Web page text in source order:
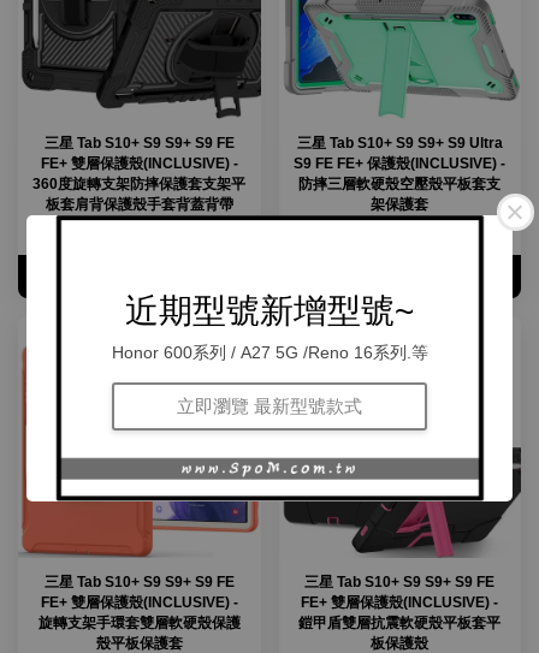
近期型號新增型號~
Honor 600系列 / A27 5G /Reno 16系列.等
立即瀏覽 最新型號款式
三星 Tab S10+ S9 S9+ S9 FE
FE+ 雙層保護殼(INCLUSIVE) -
360度旋轉支架防摔保護套支架平
板套肩背保護殼手套背蓋背帶
三星 Tab S10+ S9 S9+ S9 Ultra
S9 FE FE+ 保護殼(INCLUSIVE) -
防摔三層軟硬殼空壓殼平板套支
架保護套
三星 Tab S10+ S9 S9+ S9 FE
FE+ 雙層保護殼(INCLUSIVE) -
旋轉支架手環套雙層軟硬殼保護
殼平板保護套
三星 Tab S10+ S9 S9+ S9 FE
FE+ 雙層保護殼(INCLUSIVE) -
鎧甲盾雙層抗震軟硬殼平板套平
板保護殼